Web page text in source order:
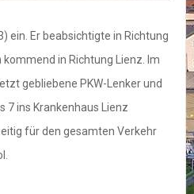
ein. Er beabsichtigte in Richtung
in Richtung Lienz. Im
gebliebene PKW-Lenker und
ins Krankenhaus Lienz
für den gesamten Verkehr